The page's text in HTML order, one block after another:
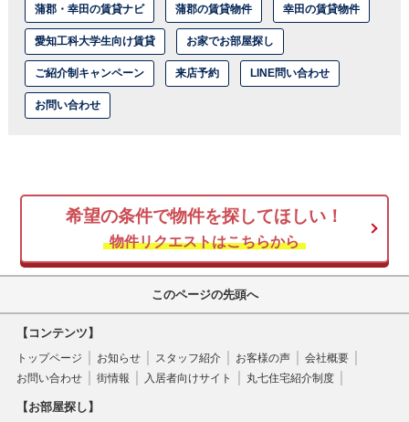
蒲郡・幸田の賃貸ナビ 蒲郡の賃貸物件 幸田の賃貸物件
愛知工科大学生向け賃貸 お家でお部屋探し
ご紹介制キャンペーン 来店予約 LINE問い合わせ
お問い合わせ
希望の条件で物件を探してほしい！
物件リクエストはこちらから
このページの先頭へ
【コンテンツ】
トップページ お知らせ スタッフ紹介 お客様の声
会社概要
お問い合わせ
街情報 入居者向けサイト 丸七住宅紹介制度
【お部屋探し】